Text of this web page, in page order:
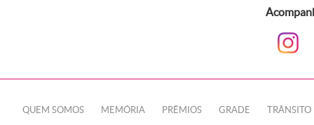
QUEM SOMOS MEMÓRIA PRÊMIOS GRADE TRÂNSITO